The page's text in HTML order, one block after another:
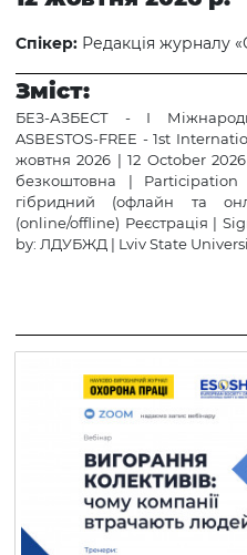
Спікер: Редакція журналу
Зміст:
БЕЗ-АЗБЕСТ - І
ASBESTOS-FREE - 1st
жовтня 2026 | 12 October
безкоштовна |
гібридний (офлайн та
(online/offline) Реєстрація |
by: ЛДУБЖД | Lviv State